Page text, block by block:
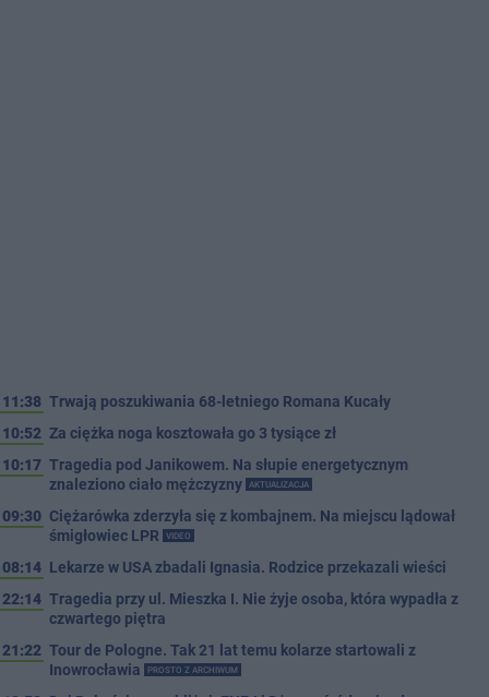
11:38 Trwają poszukiwania 68-letniego Romana Kucały
10:52 Za ciężka noga kosztowała go 3 tysiące zł
10:17 Tragedia pod Janikowem. Na słupie energetycznym
znaleziono ciało mężczyzny
AKTUALIZACJA
09:30 Ciężarówka zderzyła się z kombajnem. Na miejscu lądował
śmigłowiec LPR
VIDEO
08:14 Lekarze w USA zbadali Ignasia. Rodzice przekazali wieści
22:14 Tragedia przy ul. Mieszka I. Nie żyje osoba, która wypadła z
czwartego piętra
21:22 Tour de Pologne. Tak 21 lat temu kolarze startowali z
Inowrocławia
PROSTO Z ARCHIWUM